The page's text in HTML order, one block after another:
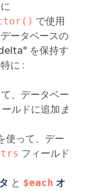
で使用
ータベースの
を保持す
に :
、データベー
ルドに追加 ま
使って、デー
フィールド
と $each オ